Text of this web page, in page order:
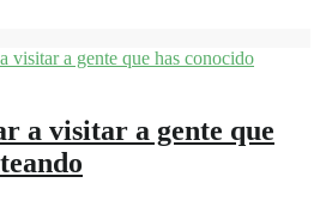
a visitar a gente que